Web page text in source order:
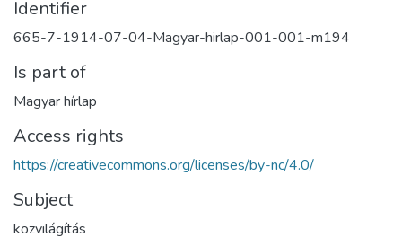
Identifier
665-7-1914-07-04-Magyar-hirlap-001-001-m194
Is part of
Magyar hírlap
Access rights
https://creativecommons.org/licenses/by-nc/4.0/
Subject
közvilágítás